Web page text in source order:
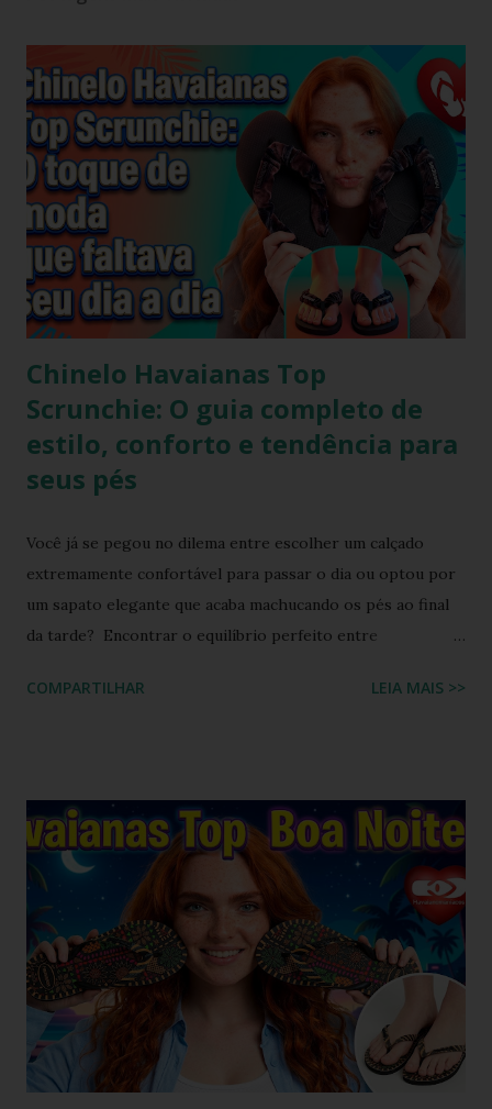
Chinelo Havaianas Top
Scrunchie: O guia completo de
estilo, conforto e tendência para
seus pés
Você já se pegou no dilema entre escolher um calçado
extremamente confortável para passar o dia ou optou por
um sapato elegante que acaba machucando os pés ao final
da tarde? Encontrar o equilíbrio perfeito entre
costumava ser um desafio na moda feminina e urbana.
2000, o famoso scrunchie aquele elástico de cabelo
revestido de tecido franzido conquistou passarelas, vitrines
e o guarda-roupa das principais influenciadoras de moda.
Percebendo esse movimento de resgate retrô com toque
contemporâneo, a Havaianas trouxe uma inovação que une
o melhor dos dois mundos. O Chinelo Havaianas Top
Scrunchie surge exatamente como essa resposta
fashionista: a fusão impecável da lendária sola de borracha
Havaianas com tiras revestidas de tecido drapeado com
toqu...
COMPARTILHAR LEIA MAIS >>